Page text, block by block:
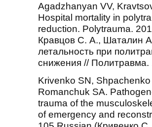
Agadzhanyan VV,
Hospital mortality in
reduction. Polytrauma.
Кравцов С. А., Шаталин
летальность при
снижения //
Krivenko SN,
Romanchuk SA.
trauma of the
of emergency and